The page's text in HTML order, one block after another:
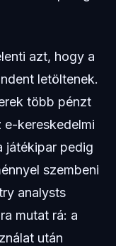
azt, hogy a
letöltenek.
több pénzt
kereskedelmi
játékipar pedig
szembeni
analysts
mutat rá: a
után